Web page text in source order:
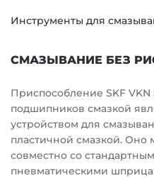
Инструменты для
СМАЗЫВАНИЕ БЕЗ
Приспособление SKF
подшипников смазкой
устройством для
пластичной смазкой. Оно
совместно со
пневматическими